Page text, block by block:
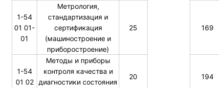
1-54
01 01-
01
Метрология,
стандартизация и
сертификация
(машиностроение и
приборостроение)
25 169
1-54
01 02
Методы и приборы
контроля качества и
диагностики состояния
20 194